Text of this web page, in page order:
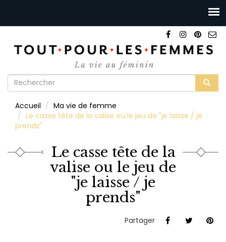
Formulaire
recherche
Accueil
Ma vie de femme
Le casse tête de la valise ou le jeu de "je laisse / je
prends"
Le casse tête de la
valise ou le jeu de
"je laisse / je
prends"
Partager